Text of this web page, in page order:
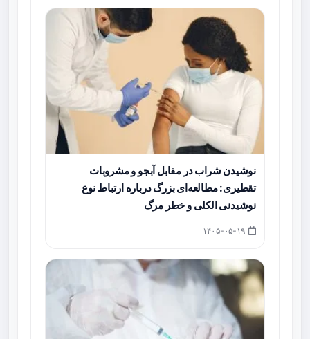
نوشیدن شراب در مقابل آبجو و مشروبات
تقطیری: مطالعه‌ای بزرگ درباره ارتباط نوع
نوشیدنی الکلی و خطر مرگ